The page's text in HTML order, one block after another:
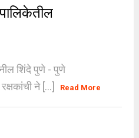
शिंदे पुणे - पुणे
ने [...]
Read More